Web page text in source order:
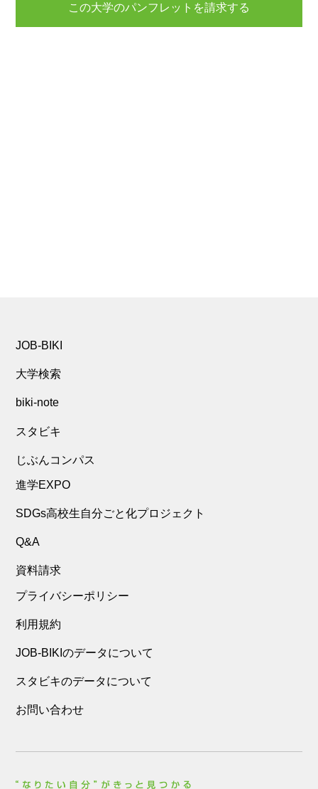
この大学のパンフレットを請求する
JOB-BIKI
大学検索
biki-note
スタビキ
じぶんコンパス
進学EXPO
SDGs高校生自分ごと化プロジェクト
Q&A
資料請求
プライバシーポリシー
利用規約
JOB-BIKIのデータについて
スタビキのデータについて
お問い合わせ